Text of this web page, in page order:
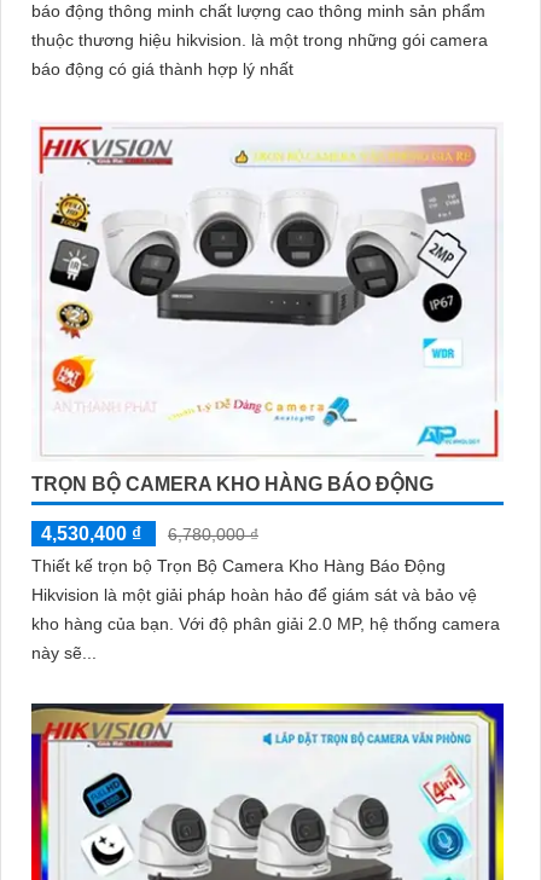
báo động thông minh chất lượng cao thông minh sản phẩm
thuộc thương hiệu hikvision. là một trong những gói camera
báo động có giá thành hợp lý nhất
TRỌN BỘ CAMERA KHO HÀNG BÁO ĐỘNG
4,530,400 ₫
6,780,000 ₫
Thiết kế trọn bộ Trọn Bộ Camera Kho Hàng Báo Động
Hikvision là một giải pháp hoàn hảo để giám sát và bảo vệ
kho hàng của bạn. Với độ phân giải 2.0 MP, hệ thống camera
này sẽ...